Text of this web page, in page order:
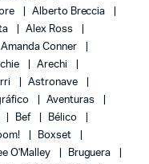
Alberto Breccia
Alex Ross
Amanda Conner
Arechi
Astronave
Aventuras
Bef
Bélico
Boxset
O'Malley
Bruguera